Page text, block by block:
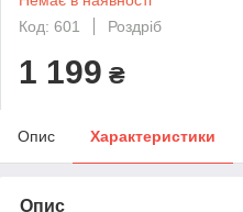
Код: 601
Роздріб
1 199 ₴
Опис Характеристики
Опис